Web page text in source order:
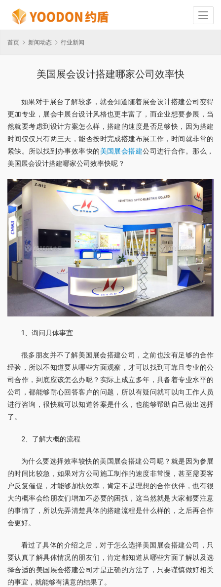
首页 新闻动态 行业新闻
美国展会设计搭建哪家公司效率快
如果对于展台了解较多，就会知道随着展会设计搭建公司变得
更加专业，展会中展台设计风格也更丰富了，而企业想要参展，当
然就要考虑到设计方案怎么样，搭建的速度是否足够快，因为搭建
时间仅仅只有两三天，能否按时完成搭建布展工作，时间就非常的
紧缺。所以找到办事效率快的美国展会搭建公司进行合作。那么，
美国展会设计搭建哪家公司效率快呢？
1、询问具体事宜
很多朋友并不了解美国展会搭建公司，之前也没有足够的合作
经验，所以不知道要从哪些方面观察，才可以找到可靠且专业的公
司合作，到底应该怎么办呢？实际上成立多年，具备着专业水平的
公司，都能够耐心回答客户的问题，所以有疑问就可以向工作人员
进行咨询，很快就可以知道答案是什么，也能够帮助自己做出选择
了。
2、了解大概的流程
为什么要选择效率较快的美国展会搭建公司呢？就是因为参展
的时间比较急，如果对方公司施工制作的速度非常慢，甚至需要客
户反复催促，才能够加快效率，肯定不是理想的合作伙伴，也有很
大的概率会给朋友们增加不必要的困扰，这当然就是大家都要注意
的事情了，所以先弄清楚具体的搭建流程是什么样的，之后再合作
会更好。
看过了具体的介绍之后，对于怎么选择美国展会搭建公司，只
要认真了解具体情况的朋友们，肯定都知道从哪些方面了解以及选
择合适的美国展会搭建公司才是正确的方法了，只要谨慎做好相关
的事宜，就能够有满意的结果了。